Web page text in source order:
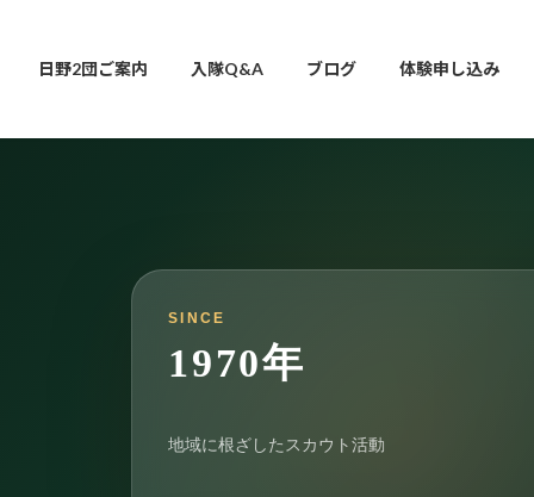
日野2団ご案内 入隊Q&A ブログ 体験申し込み
SINCE
1970年
地域に根ざしたスカウト活動